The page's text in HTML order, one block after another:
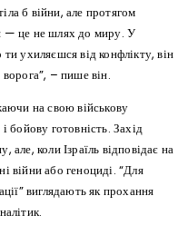
б війни, але протягом
— це не шлях до миру. У
ухиляєшся від конфлікту, він
– пише він.
на свою військову
бойову готовність. Захід
коли Ізраїль відповідає на
війни або геноциді. “Для
виглядають як прохання